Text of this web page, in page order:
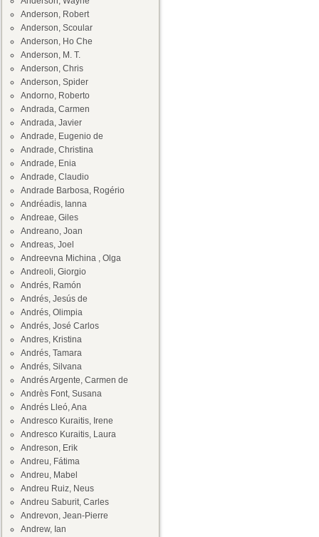
Anderson, Robert
Anderson, Scoular
Anderson, Ho Che
Anderson, M. T.
Anderson, Chris
Anderson, Spider
Andorno, Roberto
Andrada, Carmen
Andrada, Javier
Andrade, Eugenio de
Andrade, Christina
Andrade, Enia
Andrade, Claudio
Andrade Barbosa, Rogério
Andréadis, Ianna
Andreae, Giles
Andreano, Joan
Andreas, Joel
Andreevna Michina , Olga
Andreoli, Giorgio
Andrés, Ramón
Andrés, Jesús de
Andrés, Olimpia
Andrés, José Carlos
Andres, Kristina
Andrés, Tamara
Andrés, Silvana
Andrés Argente, Carmen de
Andrès Font, Susana
Andrés Lleó, Ana
Andresco Kuraitis, Irene
Andresco Kuraitis, Laura
Andreson, Erik
Andreu, Fátima
Andreu, Mabel
Andreu Ruiz, Neus
Andreu Saburit, Carles
Andrevon, Jean-Pierre
Andrew, Ian